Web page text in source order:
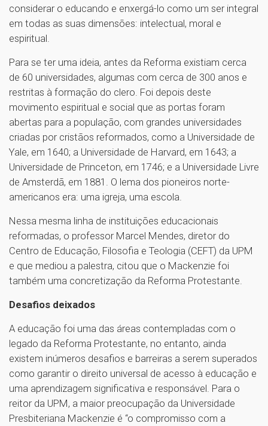
considerar o educando e enxergá-lo como um ser integral
em todas as suas dimensões: intelectual, moral e
espiritual.
Para se ter uma ideia, antes da Reforma existiam cerca
de 60 universidades, algumas com cerca de 300 anos e
restritas à formação do clero. Foi depois deste
movimento espiritual e social que as portas foram
abertas para a população, com grandes universidades
criadas por cristãos reformados, como a Universidade de
Yale, em 1640; a Universidade de Harvard, em 1643; a
Universidade de Princeton, em 1746; e a Universidade Livre
de Amsterdã, em 1881. O lema dos pioneiros norte-
americanos era: uma igreja, uma escola.
Nessa mesma linha de instituições educacionais
reformadas, o professor Marcel Mendes, diretor do
Centro de Educação, Filosofia e Teologia (CEFT) da UPM
e que mediou a palestra, citou que o Mackenzie foi
também uma concretização da Reforma Protestante.
Desafios deixados
A educação foi uma das áreas contempladas com o
legado da Reforma Protestante, no entanto, ainda
existem inúmeros desafios e barreiras a serem superados
como garantir o direito universal de acesso à educação e
uma aprendizagem significativa e responsável. Para o
reitor da UPM, a maior preocupação da Universidade
Presbiteriana Mackenzie é “o compromisso com a